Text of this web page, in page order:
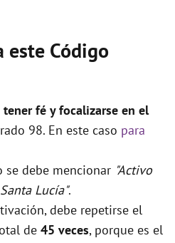
este Código
tener fé y focalizarse en el
98. En este caso para
se debe mencionar "Activo
Lucía".
debe repetirse el
de 45 veces, porque es el